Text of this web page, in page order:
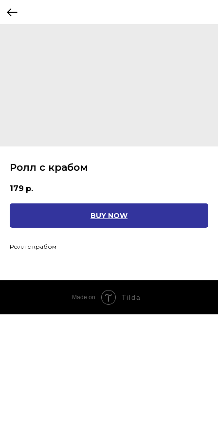
Ролл с крабом
179 р.
BUY NOW
Ролл с крабом
Made on Tilda